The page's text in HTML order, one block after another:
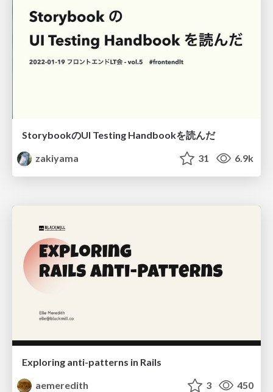
StorybookのUI Testing Handbookを読んだ
zakiyama
31 6.9k
Exploring anti-patterns in Rails
aemeredith
3 450